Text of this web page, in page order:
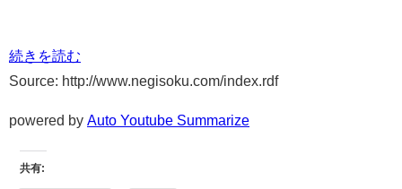
続きを読む
Source: http://www.negisoku.com/index.rdf
powered by Auto Youtube Summarize
共有: